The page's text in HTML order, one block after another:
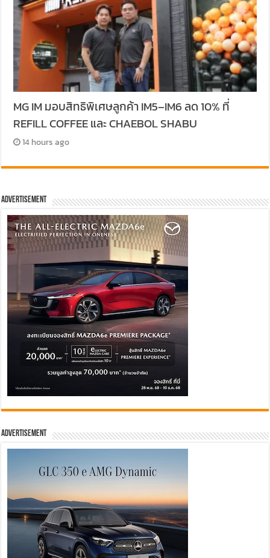
MG IM มอบสิทธิพิเศษลูกค้า IM5–IM6 ลด 10% ที่
REFILL COFFEE และ CHAEBOL SHABU
14 hours ago
Advertisement
Advertisement